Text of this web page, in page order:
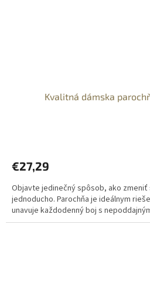
Kvalitná dámska
€27,29
Objavte jedinečný spôsob, ako zmeniť
jednoducho. Parochňa je ideálnym
unavuje každodenný boj s